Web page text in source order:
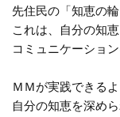
先住民の「知恵の
これは、自分の知
コミュニケーショ
ＭＭが実践できるよ
自分の知恵を深め